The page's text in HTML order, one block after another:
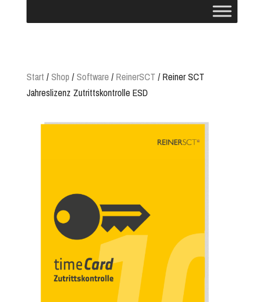
Start /Shop /Software /ReinerSCT / Reiner SCT
Jahreslizenz Zutrittskontrolle ESD